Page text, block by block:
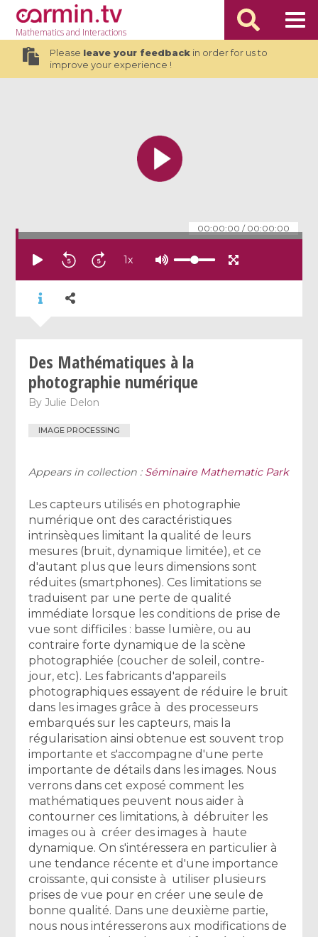
Mathematicsand Interactions
Please leave your feedbackin order for us to
improve your experience !
00:00:00 / 00:00:00
1x
Des Mathématiques à la
photographie numérique
ByJulie Delon
IMAGE PROCESSING
Appears in collection : Séminaire Mathematic Park
Les capteurs utilisés en photographie
numérique ont des caractéristiques
intrinsèques limitant la qualité de leurs
mesures (bruit, dynamique limitée), et ce
d'autant plus que leurs dimensions sont
réduites (smartphones). Ces limitations se
traduisent par une perte de qualité
immédiate lorsque les conditions de prise de
vue sont difficiles : basse lumière, ou au
contraire forte dynamique de la scène
photographiée (coucher de soleil, contre-
jour, etc). Les fabricants d'appareils
photographiques essayent de réduire le bruit
dans les images grâce à des processeurs
embarqués sur les capteurs, mais la
régularisation ainsi obtenue est souvent trop
importante et s'accompagne d'une perte
importante de détails dans les images. Nous
verrons dans cet exposé comment les
mathématiques peuvent nous aider à
contourner ces limitations, à débruiter les
images ou à créer des images à haute
dynamique. On s'intéressera en particulier à
une tendance récente et d'une importance
croissante, qui consiste à utiliser plusieurs
prises de vue pour en créer une seule de
bonne qualité. Dans une deuxième partie,
nous nous intéresserons aux modifications de